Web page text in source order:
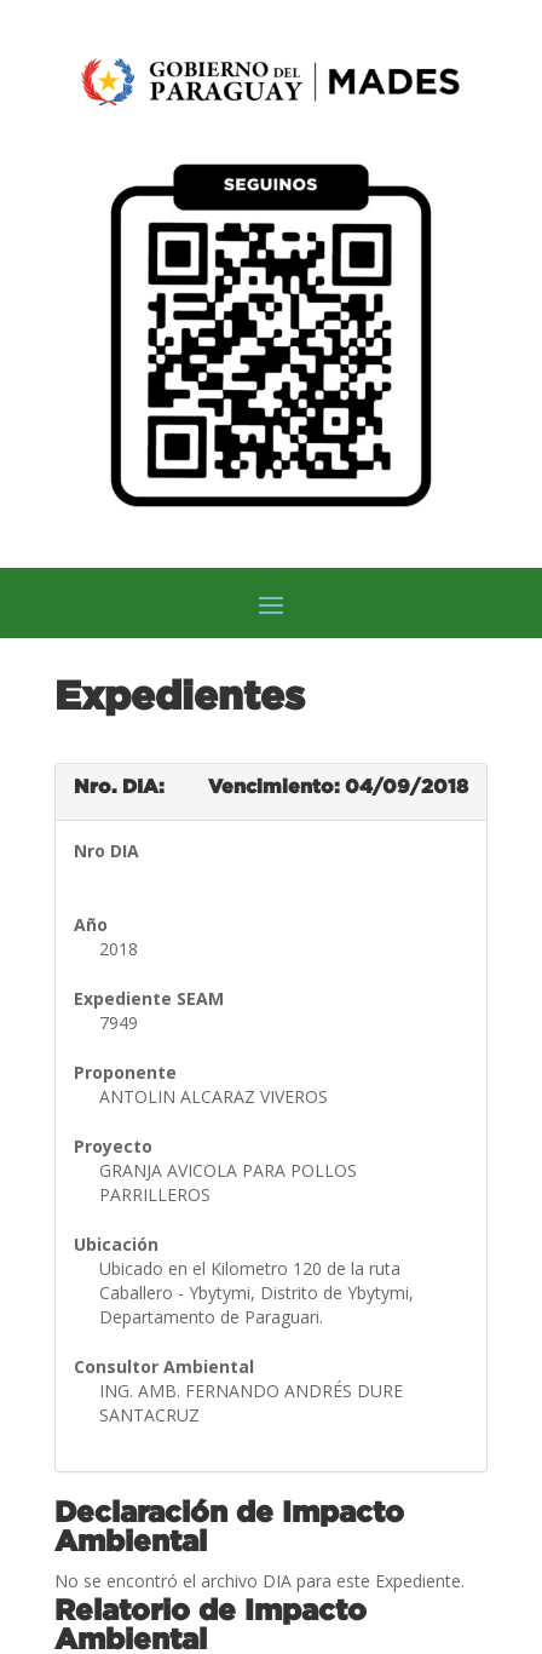
Expedientes
Nro. DIA: Vencimiento: 04/09/2018
Nro DIA
Año
2018
Expediente SEAM
7949
Proponente
ANTOLIN ALCARAZ VIVEROS
Proyecto
GRANJA AVICOLA PARA POLLOS
PARRILLEROS
Ubicación
Ubicado en el Kilometro 120 de la ruta
Caballero - Ybytymi, Distrito de Ybytymi,
Departamento de Paraguari.
Consultor Ambiental
ING. AMB. FERNANDO ANDRÉS DURE
SANTACRUZ
Declaración de Impacto
Ambiental
No se encontró el archivo DIA para este Expediente.
Relatorio de Impacto
Ambiental